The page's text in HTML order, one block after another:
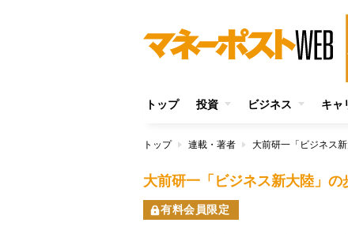
トップ 投資 ビジネス キャ
トップ 連載・著者 大前研一「ビジネス
大前研一「ビジネス新大陸」の
有料会員限定